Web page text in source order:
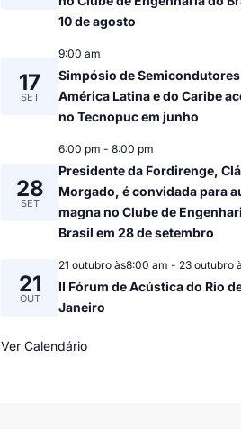
10 de agosto
SET
17
9:00 am
Simpósio de
América Latina e do Caribe
no Tecnopuc em junho
SET
28
6:00 pm -8:00 pm
Presidente da Fordirenge,
Morgado, é convidada para
magna no Clube de
Brasil em 28 de setembro
OUT
21
21 outubro às8:00 am - 23 outubro
II Fórum de Acústica do Rio
Janeiro
Ver Calendário